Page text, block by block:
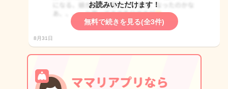
お読みいただけます！
無料で続きを見る(全3件)
8月31日